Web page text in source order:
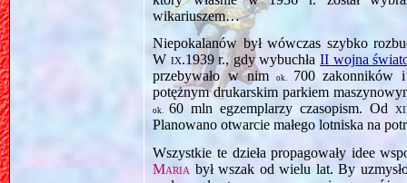
wikariuszem…
Niepokalanów był wówczas szybko
W ix.1939r., gdy wybuchła II wojna
przebywało w nimok.
700 zakonników i
potężnym drukarskim parkiem
ok.60 mln egzemplarzy czasopism. Od
Planowano otwarcie małego lotniska na
Wszystkie te dzieła propagowały idee
Maria był wszak od wielu lat. By